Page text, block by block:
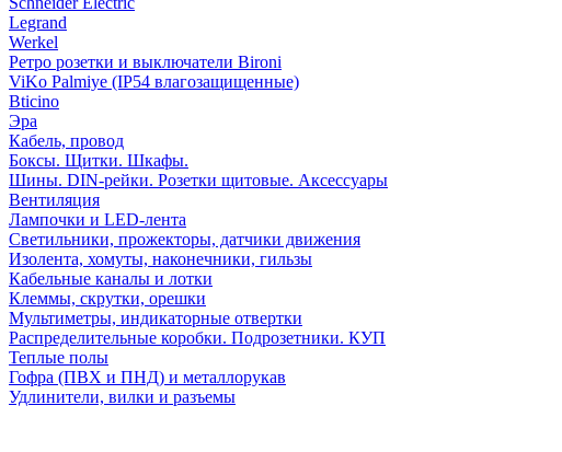
Legrand
Werkel
Ретро розетки и выключатели Bironi
ViKo Palmiye (IP54 влагозащищенные)
Bticino
Эра
Кабель, провод
Боксы. Щитки. Шкафы.
Шины. DIN-рейки. Розетки щитовые. Аксессуары
Вентиляция
Лампочки и LED-лента
Светильники, прожекторы, датчики движения
Изолента, хомуты, наконечники, гильзы
Кабельные каналы и лотки
Клеммы, скрутки, орешки
Мультиметры, индикаторные отвертки
Распределительные коробки. Подрозетники. КУП
Теплые полы
Гофра (ПВХ и ПНД) и металлорукав
Удлинители, вилки и разъемы